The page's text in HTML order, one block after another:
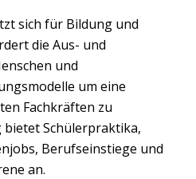
sich für Bildung und
die Aus- und
und
um eine
Fachkräften zu
Schülerpraktika,
Berufseinstiege und
an.